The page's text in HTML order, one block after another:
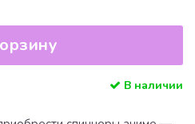
В наличии